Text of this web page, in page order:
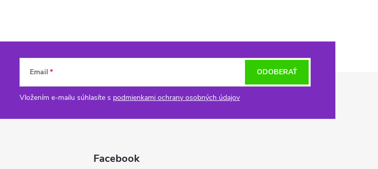
Email
Vložením e-mailu súhlasíte s podmienkami ochrany osobných údajov
ODOBERAŤ
Facebook